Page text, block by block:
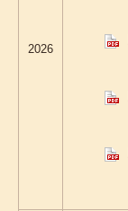
2026